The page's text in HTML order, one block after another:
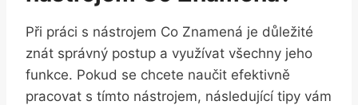
Při práci s nástrojem Co Znamená je důležité
znát správný postup a využívat všechny jeho
funkce. Pokud se chcete naučit efektivně
pracovat s tímto nástrojem, následující tipy vám